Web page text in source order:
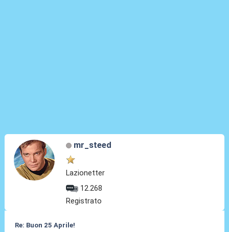
mr_steed
Lazionetter
12.268
Registrato
Re: Buon 25 Aprile!